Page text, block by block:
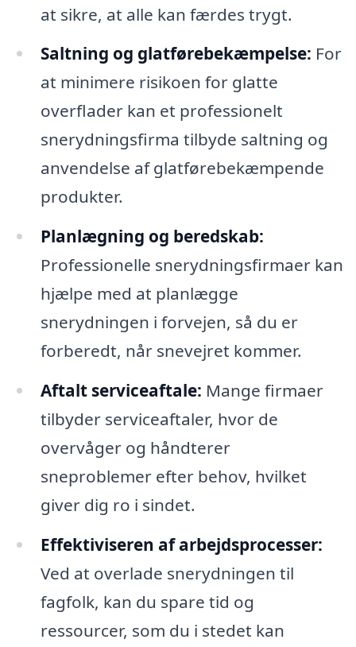
at sikre, at alle kan færdes trygt.
Saltning og glatførebekæmpelse: For
at minimere risikoen for glatte
overflader kan et professionelt
snerydningsfirma tilbyde saltning og
anvendelse af glatførebekæmpende
produkter.
Planlægning og beredskab:
Professionelle snerydningsfirmaer kan
hjælpe med at planlægge
snerydningen i forvejen, så du er
forberedt, når snevejret kommer.
Aftalt serviceaftale: Mange firmaer
tilbyder serviceaftaler, hvor de
overvåger og håndterer
sneproblemer efter behov, hvilket
giver dig ro i sindet.
Effektiviseren af arbejdsprocesser:
Ved at overlade snerydningen til
fagfolk, kan du spare tid og
ressourcer, som du i stedet kan